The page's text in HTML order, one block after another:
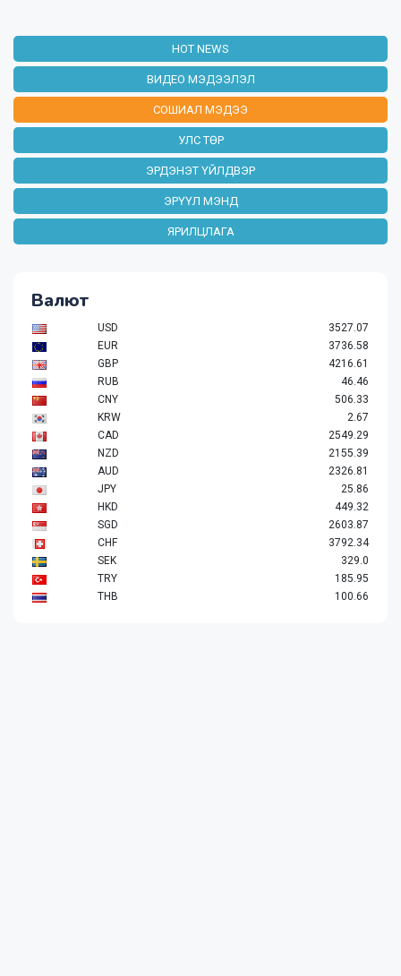
HOT NEWS
ВИДЕО МЭДЭЭЛЭЛ
СОШИАЛ МЭДЭЭ
УЛС ТӨР
ЭРДЭНЭТ ҮЙЛДВЭР
ЭРҮҮЛ МЭНД
ЯРИЛЦЛАГА
Валют
USD
3527.07
EUR
3736.58
GBP
4216.61
RUB
46.46
CNY
506.33
KRW
2.67
CAD
2549.29
NZD
2155.39
AUD
2326.81
JPY
25.86
HKD
449.32
SGD
2603.87
CHF
3792.34
SEK
329.0
TRY
185.95
THB
100.66